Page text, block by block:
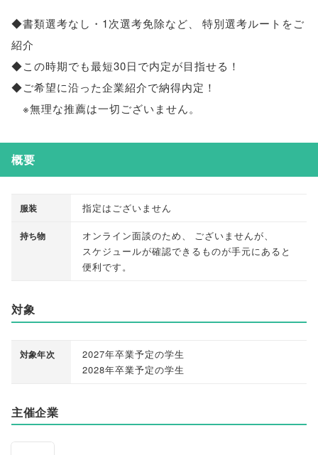
◆書類選考なし・1次選考免除など、
特別選考ルートをご
紹介
◆この時期でも最短30日で内定が目指せる！
◆ご希望に沿った企業紹介で納得内定！
※無理な推薦は一切ございません。
概要
服装 指定はございません
持ち物 オンライン面談のため ございませんが
スケジュールが確認できるものが手元にあると
便利です 。
対象
対象年次
2027年卒業予定の学生
2028年卒業予定の学生
主催企業